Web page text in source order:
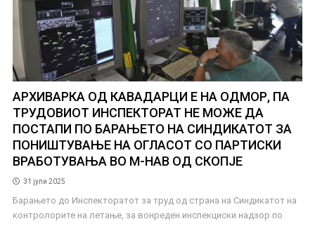
АРХИВАРКА ОД КАВАДАРЦИ Е НА ОДМОР, ПА
ТРУДОВИОТ ИНСПЕКТОРАТ НЕ МОЖЕ ДА
ПОСТАПИ ПО БАРАЊЕТО НА СИНДИКАТОТ ЗА
ПОНИШТУВАЊЕ НА ОГЛАСОТ СО ПАРТИСКИ
ВРАБОТУВАЊА ВО М-НАВ ОД СКОПЈЕ
31 јули 2025
Барањето до Инспекторатот за труд од страна на Синдикатот на
контролорите на летање, за вонреден инспекциски надзор по